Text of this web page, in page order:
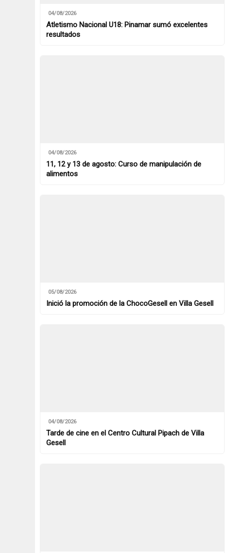
04/08/2026
Atletismo Nacional U18: Pinamar sumó excelentes
resultados
04/08/2026
11, 12 y 13 de agosto: Curso de manipulación de
alimentos
05/08/2026
Inició la promoción de la ChocoGesell en Villa Gesell
04/08/2026
Tarde de cine en el Centro Cultural Pipach de Villa
Gesell